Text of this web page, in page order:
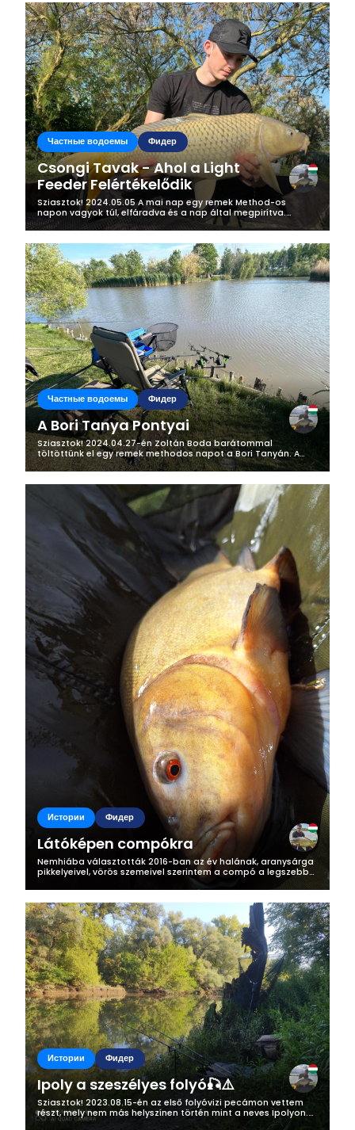
Частные водоемы Фидер
Csongi Tavak - Ahol a Light
Feeder Felértékelődik
Sziasztok! 2024.05.05 A mai nap egy remek Method-os
napon vagyok túl, elfáradva és a nap által megpirítva.
Helyszín: Csongi Tavak - Derekegyház Előző nap egy kis
információ gyűjtés, illetve...
Частные водоемы Фидер
A Bori Tanya Pontyai
Sziasztok! 2024.04.27-én Zoltán Boda barátommal
töltöttünk el egy remek methodos napot a Bori Tanyán. A
tegnap esti készületek után, reggel 6 óra után már kocsiban
ülve elindultunk túránkra,...
Истории Фидер
Látóképen compókra
Nemhiába választották 2016-ban az év halának, aranysárga
pikkelyeivel, vörös szemeivel szerintem a compó a legszebb
hal a hazai vizekben. 2024.03.30 -án a Látóképi-tározóra
látogattam, azon belül...
Истории Фидер
Ipoly a szeszélyes folyó🎣⚠️
Sziasztok! 2023.08.15-én az első folyóvizi pecámon vettem
részt, mely nem más helyszínen történ mint a neves Ipolyon.
Egy kicsit az Ipolyról, ha valaki kevésbé ismerné: